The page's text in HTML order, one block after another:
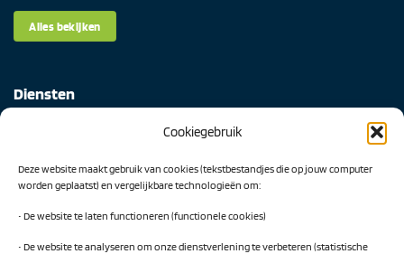
Cookiegebruik
Deze website maakt gebruik van cookies (tekstbestandjes die op jouw computer
worden geplaatst) en vergelijkbare technologieën om:
• De website te laten functioneren (functionele cookies)
• De website te analyseren om onze dienstverlening te verbeteren (statistische
Alles bekijken
Diensten
AI Readiness Scan
Traineeship SN Data & AI